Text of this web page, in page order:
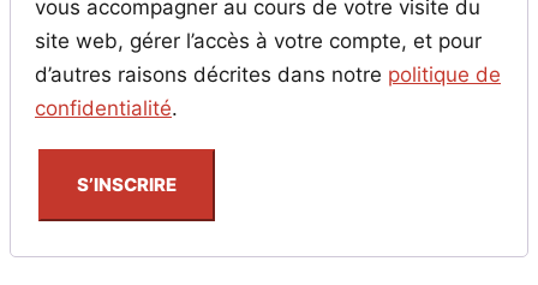
vous accompagner au cours de votre visite du
site web, gérer l’accès à votre compte, et pour
d’autres raisons décrites dans notre politique de
confidentialité.
S’INSCRIRE